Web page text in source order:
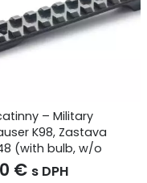
– Military
K98, Zastava
(with bulb, w/o
€ s DPH